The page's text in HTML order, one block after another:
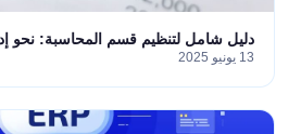
دليل شامل لتنظيم قسم المحاسبة: نحو
13 يونيو 2025